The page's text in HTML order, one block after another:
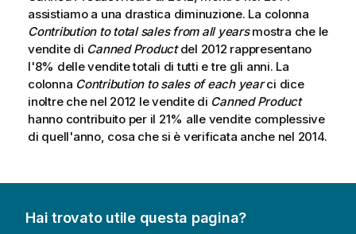
assistiamo a una drastica diminuzione. La colonna
Contribution to total sales from all yearsmostra che le
vendite di Canned Productdel 2012 rappresentano
l'8% delle vendite totali di tutti e tre gli anni. La
colonna Contribution to sales of each yearci dice
inoltre che nel 2012 le vendite di Canned Product
hanno contribuito per il 21% alle vendite complessive
di quell'anno, cosa che si è verificata anche nel 2014.
Hai trovato utile questa pagina?